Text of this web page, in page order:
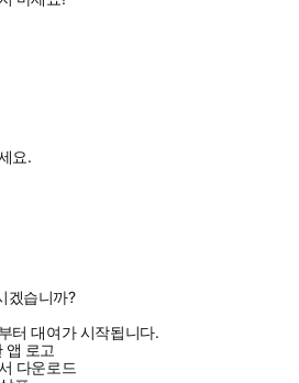
요.
겠습니까?
터 대여가 시작됩니다.
다운로드